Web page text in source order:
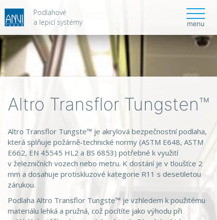
Podlahové
a lepicí systémy
menu
Altro Transflor Tungsten™
Altro Transflor Tungste™ je akrylová bezpečnostní podlaha,
která splňuje požárně-technické normy (ASTM E648, ASTM
E662, EN 45545 HL2 a BS 6853) potřebné k využití
v železničních vozech nebo metru. K dostání je v tloušťce 2
mm a dosahuje protiskluzové kategorie R11 s desetiletou
zárukou.
Podlaha Altro Transflor Tungste™ je vzhledem k použitému
materiálu lehká a pružná, což pocítíte jako výhodu při